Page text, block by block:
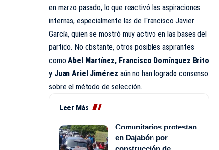
en marzo pasado, lo que reactivó las aspiraciones
internas, especialmente las de Francisco Javier
García, quien se mostró muy activo en las bases del
partido. No obstante, otros posibles aspirantes
como Abel Martínez, Francisco Domínguez Brito
y Juan Ariel Jiménez aún no han logrado consenso
sobre el método de selección.
Leer Más
Comunitarios protestan
en Dajabón por